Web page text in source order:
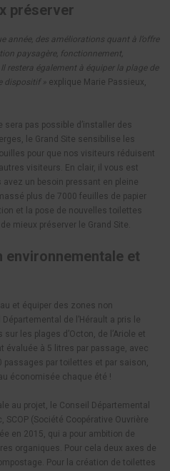
préserver
année, des améliorations quant à l’offre
paysagère, fonctionnement,
restera également à équiper la plage de
dispositif » explique Marie Passieux,
sera pas possible d’installer des
le Grand Site sensibilise les
pour que nos visiteurs réduisent
visiteurs. En clair, il vous est
un besoin pressant en pleine
plus de 7000 feuilles de papier
et la pose de nouvelles toilettes
mieux préserver le Grand Site.
environnementale et
et équiper des zones non
de l’Hérault a pris le
les plages d’Octon, de l’Ariole et
évaluée à 5 litres par passage, avec
par toilettes et par saison,
économisée chaque été !
au projet, le Conseil Départemental
SCOP (Société Coopérative Ouvrière
en 2015, qui a pour ambition de
organiques. Pour cela deux axes de
Pour la création de toilettes